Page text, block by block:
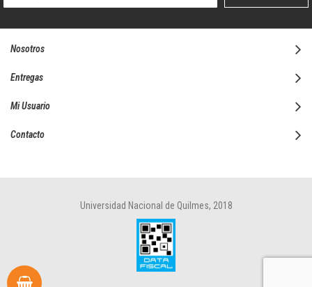
boletín
Nosotros
Entregas
Mi Usuario
Contacto
Universidad Nacional de Quilmes, 2018